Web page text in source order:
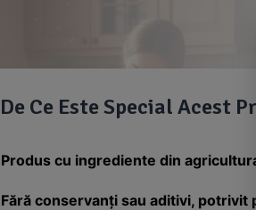
Ce Este Special Acest
Produs cu ingrediente din
Fără conservanți sau aditivi, potrivit